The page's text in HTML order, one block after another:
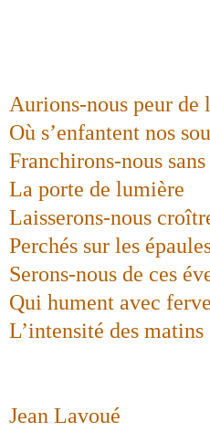
Aurions-nous peur de
Où s’enfantent nos
Franchirons-nous
La porte de lumière
Laisserons-nous
Perchés sur les
Serons-nous de ces
Qui hument avec
L’intensité des matins
Jean Lavoué